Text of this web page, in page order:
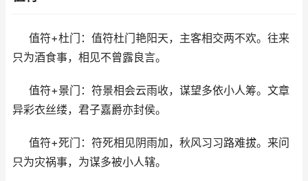
值符+杜门：值符杜门艳阳天，主客相交两不欢。往来
只为酒食事，相见不曾露良言。
值符+景门：符景相会云雨收，谋望多依小人筹。文章
异彩衣丝缕，君子嘉爵亦封侯。
值符+死门：符死相见阴雨加，秋风习习路难拔。来问
只为灾祸事，为谋多被小人辖。